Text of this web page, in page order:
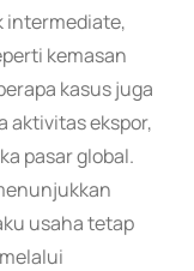
intermediate,
kemasan
kasus juga
aktivitas ekspor,
pasar global.
usaha tetap